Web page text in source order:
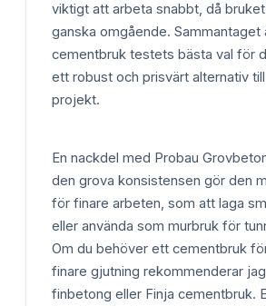
viktigt att arbeta snabbt, då
ganska omgående. Sammantaget
cementbruk testets bästa val för
ett robust och prisvärt alternativ
projekt.
En nackdel med Probau
den grova konsistensen gör den
för finare arbeten, som att laga
eller använda som murbruk för
Om du behöver ett cementbruk
finare gjutning rekommenderar
finbetong eller Finja cementbruk.